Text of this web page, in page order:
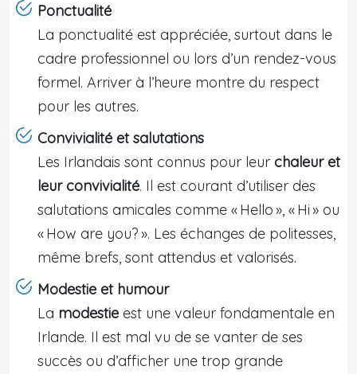
Ponctualité
La ponctualité est appréciée, surtout dans le
cadre professionnel ou lors d’un rendez-vous
formel. Arriver à l’heure montre du respect
pour les autres.
Convivialité et salutations
Les Irlandais sont connus pour leur chaleur et
leur convivialité. Il est courant d’utiliser des
salutations amicales comme « Hello », « Hi » ou
« How are you? ». Les échanges de politesses,
même brefs, sont attendus et valorisés.
Modestie et humour
La modestie est une valeur fondamentale en
Irlande. Il est mal vu de se vanter de ses
succès ou d’afficher une trop grande